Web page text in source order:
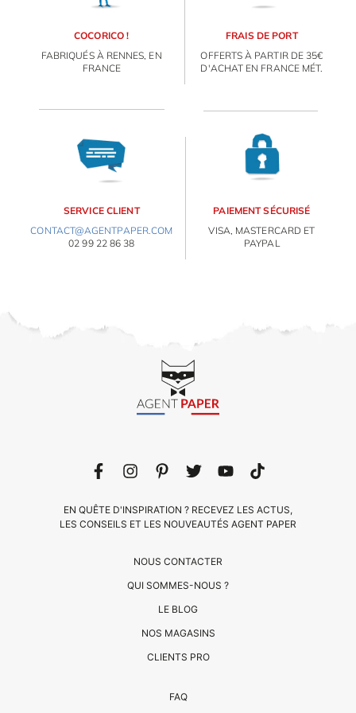
COCORICO !
FABRIQUÉS À RENNES, EN
FRANCE
FRAIS DE PORT
OFFERTS À PARTIR DE 35€
D'ACHAT EN FRANCE MÉT.
SERVICE CLIENT
CONTACT@AGENTPAPER.COM
02 99 22 86 38
PAIEMENT SÉCURISÉ
VISA, MASTERCARD ET
PAYPAL
NOUS CONTACTER
QUI SOMMES-NOUS ?
LE BLOG
NOS MAGASINS
CLIENTS PRO
FAQ
EN QUÊTE D'INSPIRATION ? RECEVEZ LES ACTUS,
LES CONSEILS ET LES NOUVEAUTÉS AGENT PAPER